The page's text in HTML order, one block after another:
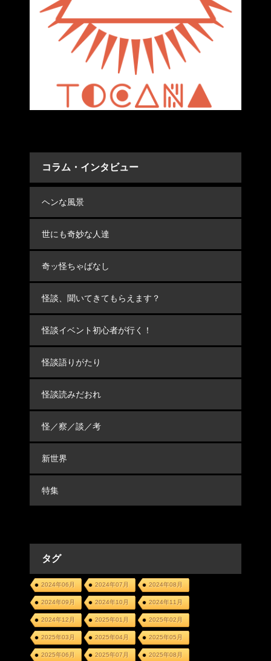
コラム・インタビュー
ヘンな風景
世にも奇妙な人達
奇ッ怪ちゃばなし
怪談、聞いてきてもらえます？
怪談イベント初心者が行く！
怪談語りがたり
怪談読みだおれ
怪／察／談／考
新世界
特集
タグ
2024年06月 2024年07月 2024年08月
2024年09月 2024年10月 2024年11月
2024年12月 2025年01月 2025年02月
2025年03月 2025年04月 2025年05月
2025年06月 2025年07月 2025年08月